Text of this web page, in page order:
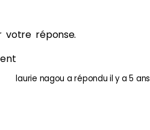
votre réponse.
laurie nagou a réponduil y a 5 ans